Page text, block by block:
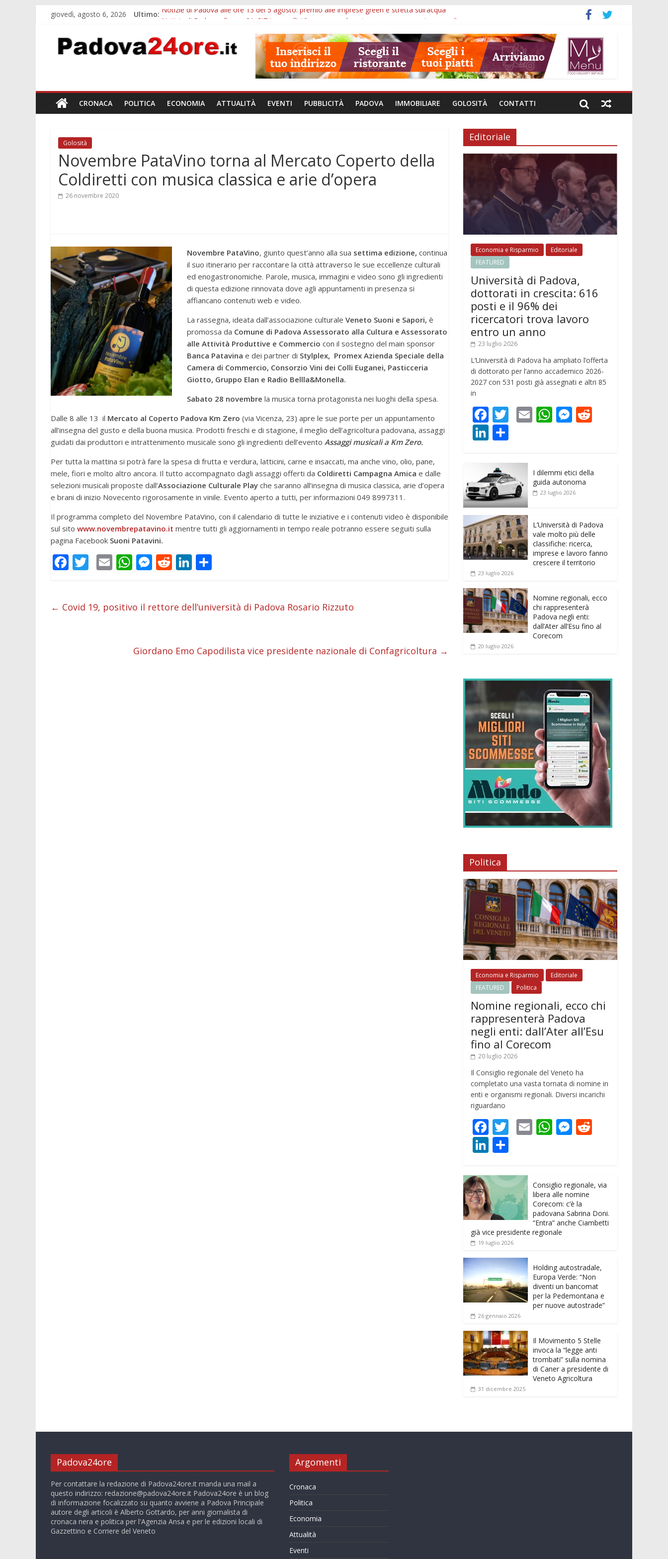
giovedì, agosto 6, 2026 Ultimo: Notizie di Padova alle ore 13 del 5 agosto: premio alle imprese green e stretta sull’acqua
Transizione 4.0, più tempo alle imprese del Padovano: prorogate le comunicazioni sugli investimenti
Quando le dimissioni non fanno perdere la NASpI: le tutele previste nei casi di violenza di genere
Malattie neurodegenerative, uno studio dell’Università di Padova parte dall’infiammazione intestinale
CRONACA POLITICA ECONOMIA ATTUALITÀ EVENTI PUBBLICITÀ PADOVA IMMOBILIARE GOLOSITÀ CONTATTI
Golosità
Novembre PataVino torna al Mercato Coperto della
Coldiretti con musica classica e arie d’opera
26 novembre 2020
Novembre PataVino, giunto quest’anno alla sua settima edizione, continua
il suo itinerario per raccontare la città attraverso le sue eccellenze culturali
ed enogastronomiche. Parole, musica, immagini e video sono gli ingredienti
di questa edizione rinnovata dove agli appuntamenti in presenza si
affiancano contenuti web e video.
La rassegna, ideata dall’associazione culturale Veneto Suoni e Sapori, è
promossa da Comune di Padova Assessorato alla Cultura e Assessorato
alle Attività Produttive e Commercio con il sostegno del main sponsor
Banca Patavina e dei partner di Stylplex, Promex Azienda Speciale della
Camera di Commercio, Consorzio Vini dei Colli Euganei, Pasticceria
Giotto, Gruppo Elan e Radio Bellla&Monella.
Sabato 28 novembre la musica torna protagonista nei luoghi della spesa.
Dalle 8 alle 13 il Mercato al Coperto Padova Km Zero (via Vicenza, 23) apre le sue porte per un appuntamento
all’insegna del gusto e della buona musica. Prodotti freschi e di stagione, il meglio dell’agricoltura padovana, assaggi
guidati dai produttori e intrattenimento musicale sono gli ingredienti dell’evento Assaggi musicali a Km Zero.
Per tutta la mattina si potrà fare la spesa di frutta e verdura, latticini, carne e insaccati, ma anche vino, olio, pane,
mele, fiori e molto altro ancora. Il tutto accompagnato dagli assaggi offerti da Coldiretti Campagna Amica e dalle
selezioni musicali proposte dall’Associazione Culturale Play che saranno all’insegna di musica classica, arie d’opera
e brani di inizio Novecento rigorosamente in vinile. Evento aperto a tutti, per informazioni 049 8997311.
Il programma completo del Novembre PataVino, con il calendario di tutte le iniziative e i contenuti video è disponibile
sul sito www.novembrepatavino.it mentre tutti gli aggiornamenti in tempo reale potranno essere seguiti sulla
pagina Facebook Suoni Patavini.
F
b
T
er
E
l
W
s
p
M
e
g
er
R
di
Li
e di
di
← Covid 19, positivo il rettore dell’università di Padova Rosario Rizzuto
Giordano Emo Capodilista vice presidente nazionale di Confagricoltura →
Editoriale
Economia e Risparmio
Editoriale
FEATURED
Università di Padova,
dottorati in crescita: 616
posti e il 96% dei
ricercatori trova lavoro
entro un anno
23 luglio 2026
L’Università di Padova ha ampliato l’offerta
di dottorato per l’anno accademico 2026-
2027 con 531 posti già assegnati e altri 85
in
F
ac
e
b
o
o
k
T
er
E W
A
p
M
n
g
t
Li
k
e
dI
n
n
di
vi
di
I dilemmi etici della
guida autonoma
23 luglio 2026
L’Università di Padova
vale molto più delle
classifiche: ricerca,
imprese e lavoro fanno
crescere il territorio
23 luglio 2026
Nomine regionali, ecco
chi rappresenterà
Padova negli enti:
dall’Ater all’Esu fino al
Corecom
20 luglio 2026
Politica
Economia e Risparmio
Editoriale
FEATURED
Politica
Nomine regionali, ecco chi
rappresenterà Padova
negli enti: dall’Ater all’Esu
fino al Corecom
20 luglio 2026
Il Consiglio regionale del Veneto ha
completato una vasta tornata di nomine in
enti e organismi regionali. Diversi incarichi
riguardano
F
ac
e
b
o
o
k
T
er
E W
A
p
p
M
n
g
er
t
Li
k
e
dI
n
n
di
vi
di
Consiglio regionale, via
libera alle nomine
Corecom: c’è la
padovana Sabrina Doni.
“Entra” anche Ciambetti
già vice presidente regionale
19 luglio 2026
Holding autostradale,
Europa Verde: “Non
diventi un bancomat
per la Pedemontana e
per nuove autostrade”
26 gennaio 2026
Il Movimento 5 Stelle
invoca la “legge anti
trombati” sulla nomina
di Caner a presidente di
Veneto Agricoltura
31 dicembre 2025
Padova24ore
Per contattare la redazione di Padova24ore.it manda una mail a
questo indirizzo: redazione@padova24ore.it Padova24ore è un blog
di informazione focalizzato su quanto avviene a Padova Principale
autore degli articoli è Alberto Gottardo, per anni giornalista di
cronaca nera e politica per l'Agenzia Ansa e per le edizioni locali di
Gazzettino e Corriere del Veneto
Argomenti
Cronaca
Politica
Economia
Attualità
Eventi